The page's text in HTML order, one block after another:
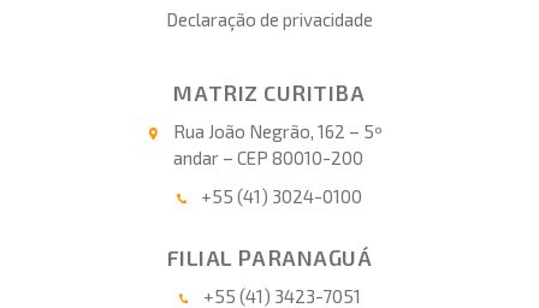
Declaração de privacidade
MATRIZ CURITIBA
Rua João Negrão, 162 – 5º
andar – CEP 80010-200
+55 (41) 3024-0100
FILIAL PARANAGUÁ
+55 (41) 3423-7051